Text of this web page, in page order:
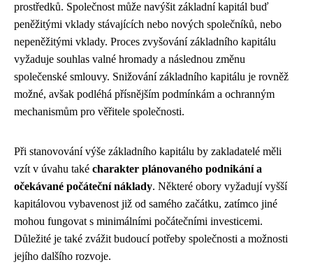
prostředků. Společnost může navýšit základní kapitál buď
peněžitými vklady stávajících nebo nových společníků, nebo
nepeněžitými vklady. Proces zvyšování základního kapitálu
vyžaduje souhlas valné hromady a následnou změnu
společenské smlouvy. Snižování základního kapitálu je rovněž
možné, avšak podléhá přísnějším podmínkám a ochranným
mechanismům pro věřitele společnosti.
Při stanovování výše základního kapitálu by zakladatelé měli
vzít v úvahu také charakter plánovaného podnikání a
očekávané počáteční náklady. Některé obory vyžadují vyšší
kapitálovou vybavenost již od samého začátku, zatímco jiné
mohou fungovat s minimálními počátečními investicemi.
Důležité je také zvážit budoucí potřeby společnosti a možnosti
jejího dalšího rozvoje.